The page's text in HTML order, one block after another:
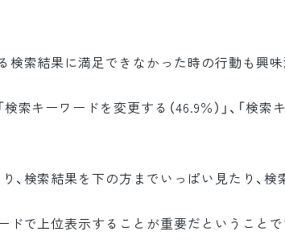
検索結果に満足できなかった時の行動も興味
索キーワードを変更する（46.9％）」、「検
、検索結果を下の方までいっぱい見たり、
ドで上位表示することが重要だということで